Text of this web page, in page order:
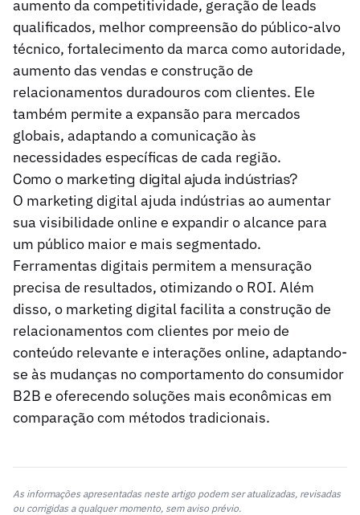
aumento da competitividade, geração de leads
qualificados, melhor compreensão do público-alvo
técnico, fortalecimento da marca como autoridade,
aumento das vendas e construção de
relacionamentos duradouros com clientes. Ele
também permite a expansão para mercados
globais, adaptando a comunicação às
necessidades específicas de cada região.
Como o marketing digital ajuda indústrias?
O marketing digital ajuda indústrias ao aumentar
sua visibilidade online e expandir o alcance para
um público maior e mais segmentado.
Ferramentas digitais permitem a mensuração
precisa de resultados, otimizando o ROI. Além
disso, o marketing digital facilita a construção de
relacionamentos com clientes por meio de
conteúdo relevante e interações online, adaptando-
se às mudanças no comportamento do consumidor
B2B e oferecendo soluções mais econômicas em
comparação com métodos tradicionais.
As informações apresentadas neste artigo podem ser atualizadas, revisadas
ou corrigidas a qualquer momento, sem aviso prévio.